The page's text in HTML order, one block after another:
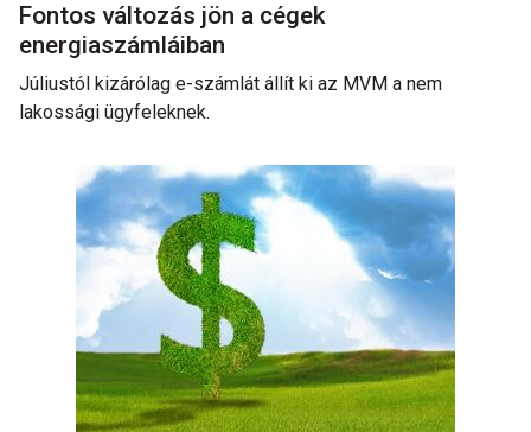
Fontos változás jön a cégek
energiaszámláiban
Júliustól kizárólag e-számlát állít ki az MVM a nem
lakossági ügyfeleknek.